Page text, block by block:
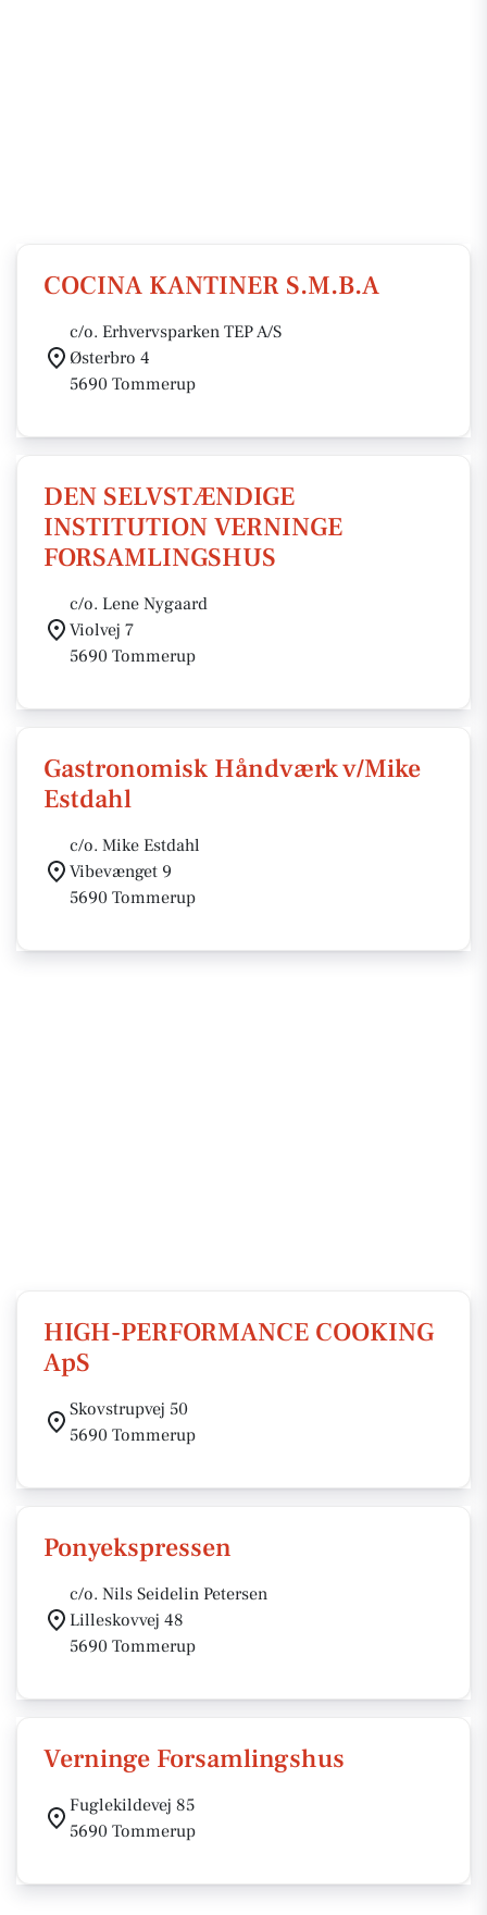
COCINA KANTINER S.M.B.A
c/o. Erhvervsparken TEP A/S
Østerbro 4
5690 Tommerup
DEN SELVSTÆNDIGE
INSTITUTION VERNINGE
FORSAMLINGSHUS
c/o. Lene Nygaard
Violvej 7
5690 Tommerup
Gastronomisk Håndværk v/Mike
Estdahl
c/o. Mike Estdahl
Vibevænget 9
5690 Tommerup
HIGH-PERFORMANCE COOKING
ApS
Skovstrupvej 50
5690 Tommerup
Ponyekspressen
c/o. Nils Seidelin Petersen
Lilleskovvej 48
5690 Tommerup
Verninge Forsamlingshus
Fuglekildevej 85
5690 Tommerup